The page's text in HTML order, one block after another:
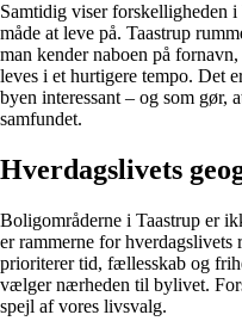
Samtidig viser forskelligheden
måde at leve på. Taastrup
man kender naboen på
leves i et hurtigere tempo. Det
byen interessant – og som gør,
samfundet.
Hverdagslivets
Boligområderne i Taastrup er
er rammerne for
prioriterer tid, fællesskab og
vælger nærheden til bylivet.
spejl af vores livsvalg.